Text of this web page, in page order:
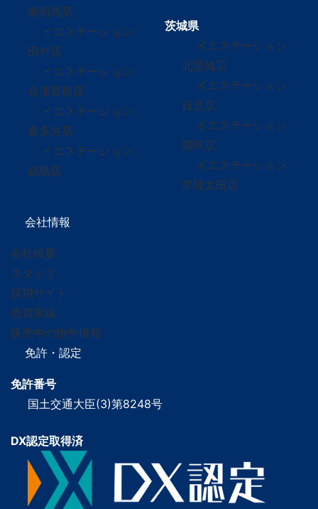
南相馬店
イエステーション
田村店
イエステーション
会津若松店
イエステーション
喜多方店
イエステーション
福島店
茨城県
イエステーション
北茨城店
イエステーション
日立店
イエステーション
那珂店
イエステーション
常陸太田店
会社情報
会社概要
スタッフ
採用サイト
売買実績
販売中の物件情報
免許・認定
免許番号
国土交通大臣(3)第8248号
DX認定取得済